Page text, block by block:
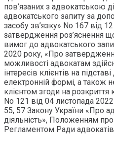
пов’язаних з адвокатською
адвокатського запиту за
засобу зв’язку» No 167 від
затвердження роз’яснення
вимог до адвокатського
2020 року, «Про
можливості адвокатам
інтересів клієнтів на
електронній формі, а також
клієнтом згоди на розкриття
No 121 від 04 листопада
55, 57 Закону України «Про
діяльність», Положенням
Регламентом Ради